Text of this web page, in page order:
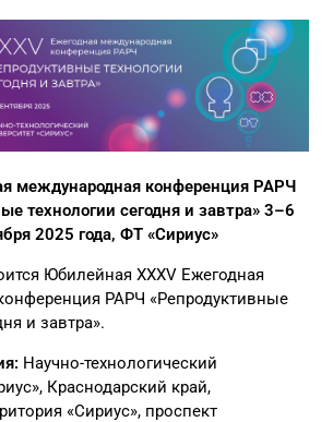
международная конференция РАРЧ
технологии сегодня и завтра» 3–6
2025 года, ФТ «Сириус»
Юбилейная XXXV Ежегодная
РАРЧ «Репродуктивные
и завтра».
Научно-технологический
Краснодарский край,
«Сириус», проспект